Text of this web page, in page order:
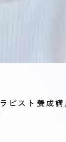
ピスト養成講